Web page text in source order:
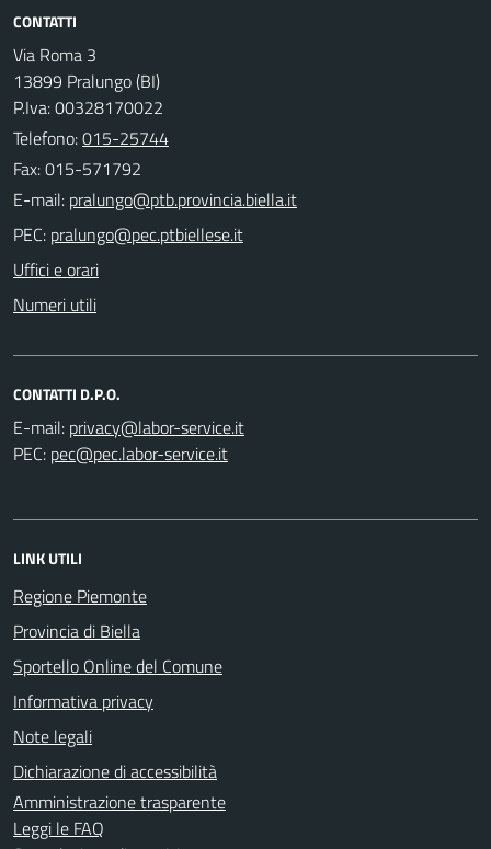
CONTATTI
Via Roma 3
13899 Pralungo (BI)
P.Iva: 00328170022
Telefono:015-25744
Fax: 015-571792
E-mail:
PEC:
Uffici e orari
Numeri utili
CONTATTI D.P.O.
E-mail:
PEC:
LINK UTILI
Regione Piemonte
Provincia di Biella
Sportello Online del Comune
Informativa privacy
Note legali
Dichiarazione di accessibilità
Amministrazione trasparente
Leggi le FAQ